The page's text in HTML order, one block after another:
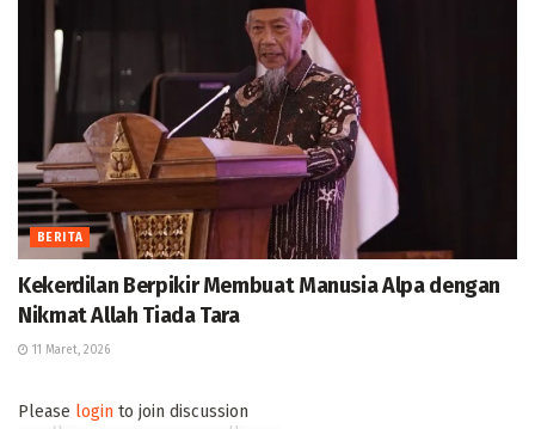
BERITA
Kekerdilan Berpikir Membuat Manusia Alpa dengan
Nikmat Allah Tiada Tara
11 Maret, 2026
Please login to join discussion